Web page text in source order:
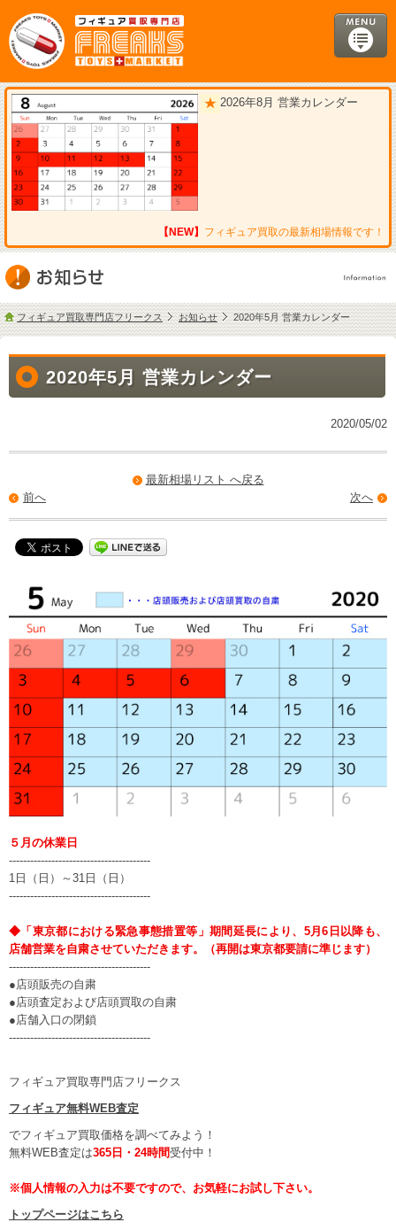
2026年8月 営業カレンダー
【NEW】 フィギュア買取の最新相場情報です！
フィギュア買取専門店フリークス お知らせ 2020年5月 営業カレンダー
2020年5月 営業カレンダー
2020/05/02
最新相場リスト へ戻る
次へ
前へ
５月の休業日
----------------------------------------
1日（日）～31日（日）
----------------------------------------
◆「東京都における緊急事態措置等」期間延長により、5月6日以降も、
店舗営業を自粛させていただきます。（再開は東京都要請に準じます）
----------------------------------------
●店頭販売の自粛
●店頭査定および店頭買取の自粛
●店舗入口の閉鎖
----------------------------------------
フィギュア買取専門店フリークス
フィギュア無料WEB査定
でフィギュア買取価格を調べてみよう！
無料WEB査定は365日・24時間受付中！
※個人情報の入力は不要ですので、お気軽にお試し下さい。
トップページはこちら